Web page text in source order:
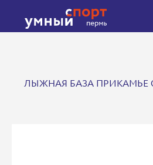
ЛЫЖНАЯ БАЗА ПРИКАМЬЕ